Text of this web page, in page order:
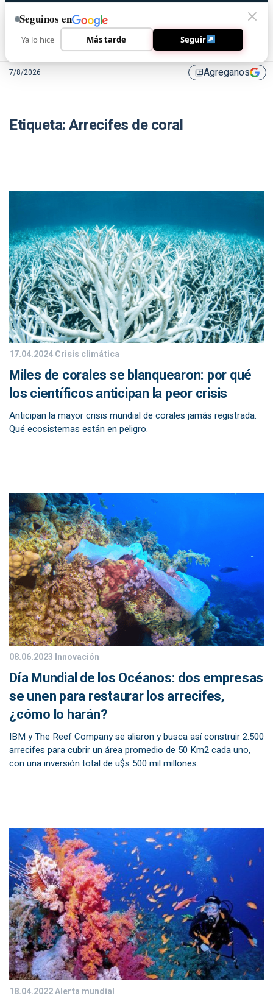
7/8/2026 library_addAgreganos
Etiqueta:Arrecifes de coral
17.04.2024Crisis climática
Miles de corales se blanquearon: por qué
los científicos anticipan la peor crisis
Anticipan la mayor crisis mundial de corales jamás registrada.
Qué ecosistemas están en peligro.
08.06.2023 Innovación
Día Mundial de los Océanos: dos empresas
se unen para restaurar los arrecifes,
¿cómo lo harán?
IBM y The Reef Company se aliaron y busca así construir 2.500
arrecifes para cubrir un área promedio de 50 Km2 cada uno,
con una inversión total de u$s 500 mil millones.
18.04.2022Alerta mundial
Seguinos en
Ya lo hice Más tarde Seguir